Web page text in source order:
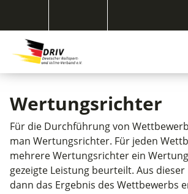
Wertungsrichter
Für die Durchführung von
man Wertungsrichter. Für jeden
mehrere Wertungsrichter ein
gezeigte Leistung beurteilt. Aus
dann das Ergebnis des Wettbewerbs